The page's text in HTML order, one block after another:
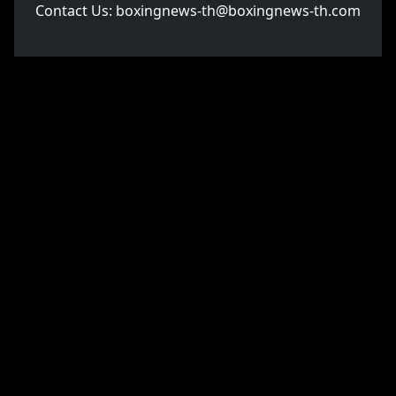
Contact Us: boxingnews-th@boxingnews-th.com